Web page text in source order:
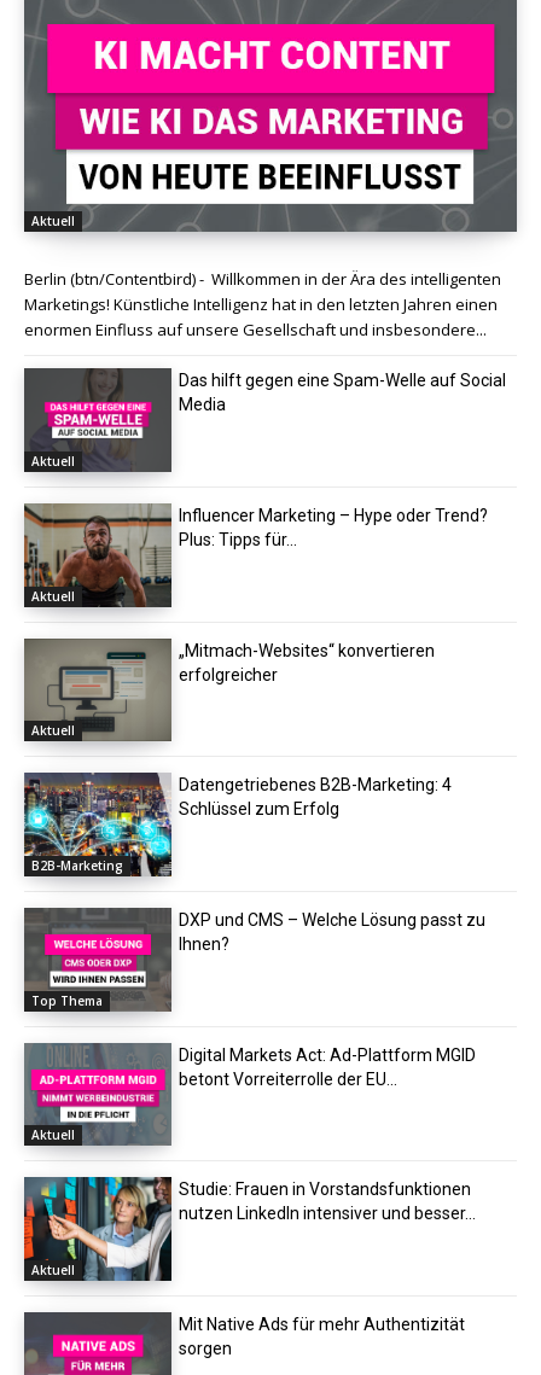
Aktuell
Berlin (btn/Contentbird) - Willkommen in der Ära des intelligenten
Marketings! Künstliche Intelligenz hat in den letzten Jahren einen
enormen Einfluss auf unsere Gesellschaft und insbesondere...
Aktuell
Das hilft gegen eine Spam-Welle auf Social
Media
Aktuell
Influencer Marketing – Hype oder Trend?
Plus: Tipps für...
Aktuell
„Mitmach-Websites“ konvertieren
erfolgreicher
B2B-Marketing
Datengetriebenes B2B-Marketing: 4
Schlüssel zum Erfolg
Top Thema
DXP und CMS – Welche Lösung passt zu
Ihnen?
Aktuell
Digital Markets Act: Ad-Plattform MGID
betont Vorreiterrolle der EU...
Aktuell
Studie: Frauen in Vorstandsfunktionen
nutzen LinkedIn intensiver und besser...
Mit Native Ads für mehr Authentizität
sorgen